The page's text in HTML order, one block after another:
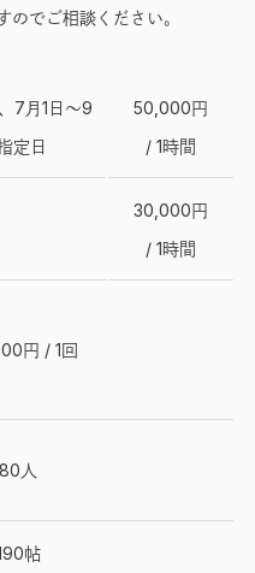
でご相談ください。
7月1日～9
定日
50,000円
/ 1時間
30,000円
/ 1時間
円 / 1回
80人
帖